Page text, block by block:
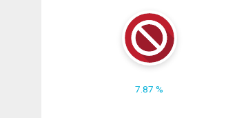
7.87 %